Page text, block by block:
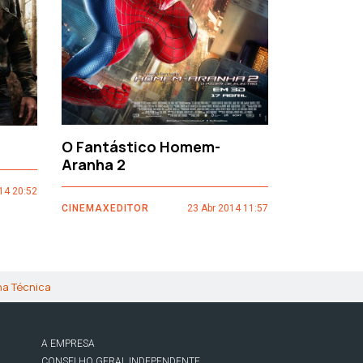
20:52
O Fantástico Homem-
Aranha 2
CINEMAXEDITOR 23 Abr 2014 11:57
Técnica
A EMPRESA